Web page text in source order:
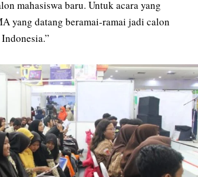
mahasiswa baru. Untuk acara yang
yang datang beramai-ramai jadi calon